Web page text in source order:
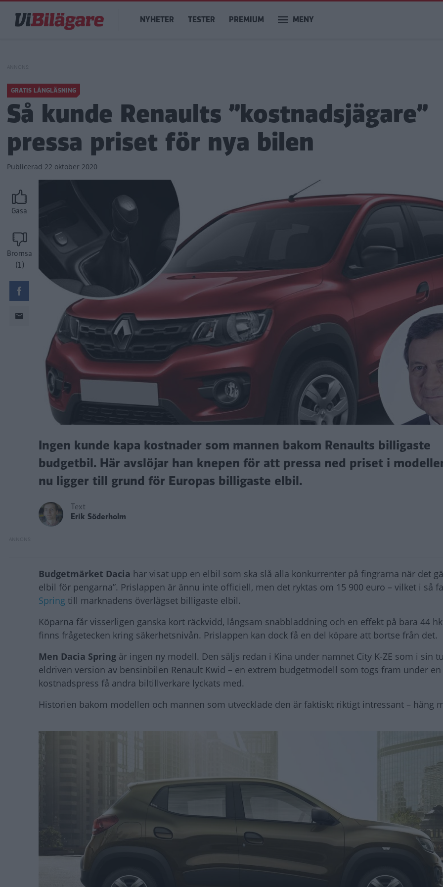
huvudinnehåll
Main
navigation
NYHETER TESTER PREMIUM MENY
GRATIS LÅNGLÄSNING
Så kunde Renaults ”kostnadsjägare”
pressa priset för nya bilen
Publicerad 22 oktober 2020
Gasa
Bromsa
(1)
Ingen kunde kapa kostnader som mannen bakom Renaults billigaste
budgetbil. Här avslöjar han knepen för att pressa ned priset i
nu ligger till grund för Europas billigaste elbil.
Text
Erik Söderholm
Budgetmärket Dacia har visat upp en elbil som ska slå alla konkurrenter på fingrarna när det
elbil för pengarna”. Prislappen är ännu inte officiell, men det ryktas om 15 900 euro – vilket i så
Spring till marknadens överlägset billigaste elbil.
Köparna får visserligen ganska kort räckvidd, långsam snabbladdning och en effekt på bara 44
finns frågetecken kring säkerhetsnivån. Prislappen kan dock få en del köpare att bortse från det.
Men Dacia Spring är ingen ny modell. Den säljs redan i Kina under namnet City K-ZE som i sin
eldriven version av bensinbilen Renault Kwid – en extrem budgetmodell som togs fram under en
kostnadspress få andra biltillverkare lyckats med.
Historien bakom modellen och mannen som utvecklade den är faktiskt riktigt intressant – häng